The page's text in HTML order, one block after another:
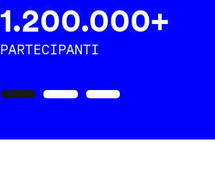
1.200.000+
PARTECIPANTI